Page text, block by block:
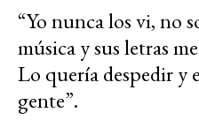
“Yo nunca los vi, no
música y sus letras
Lo quería despedir y
gente”.